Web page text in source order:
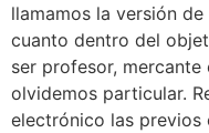
llamamos la versión
cuanto dentro del
ser profesor,
olvidemos particular.
electrónico las previos